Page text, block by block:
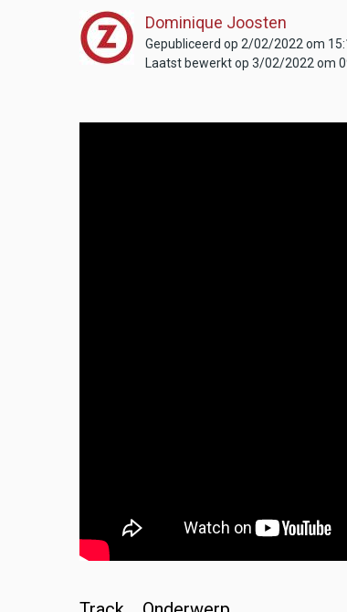
Dominique Joosten
Gepubliceerd op 2/02/2022 om
Laatst bewerkt op 3/02/2022 om